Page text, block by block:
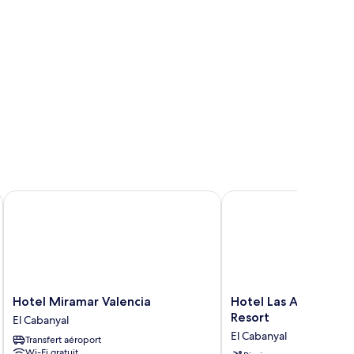
Hotel
Miramar
Valencia
El
Hotel Miramar Valencia
El Cabanyal
Transfert aéroport
Hotel Miramar Valencia
Hotel
Las
Balneario
Hotel Las Arenas
Resort
El Cabanyal
Hotel Las Arenas